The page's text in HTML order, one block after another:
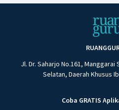
Jl. Dr. Saharjo No.161,
Selatan, Daerah Khusus
Coba GRATIS